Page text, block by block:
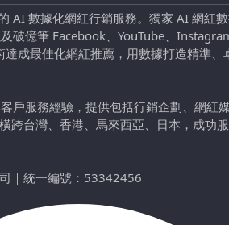
AI 數據化網紅行銷服務。獨家 AI 網紅
破億筆 Facebook、YouTube、
成最佳化網紅推薦，用數據打造精準、
戶服務經驗，提供包括行銷企劃、網紅
跨台灣、香港、馬來西亞、日本，成功
｜ 統一編號：53342456